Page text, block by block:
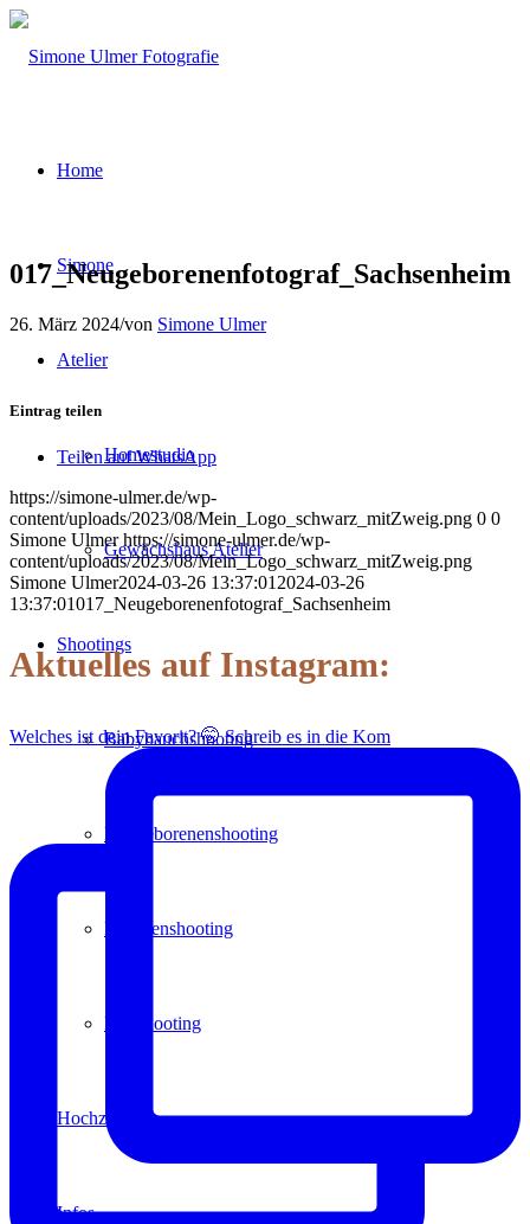
Home
Simone
Atelier
Homestudio
Gewächshaus Atelier
Shootings
Babybauchshooting
Neugeborenenshooting
Familienshooting
Paarshooting
Hochzeit
Infos
017_Neugeborenenfotograf_Sachsenheim
26. März 2024/von Simone Ulmer
Eintrag teilen
Teilen auf WhatsApp
https://simone-ulmer.de/wp-
content/uploads/2023/08/Mein_Logo_schwarz_mitZweig.png 0 0
Simone Ulmer https://simone-ulmer.de/wp-
content/uploads/2023/08/Mein_Logo_schwarz_mitZweig.png
Simone Ulmer2024-03-26 13:37:01 2024-03-26
13:37:01017_Neugeborenenfotograf_Sachsenheim
Aktuelles auf Instagram:
Welches ist dein Favorit? 🤭 Schreib es in die Kom